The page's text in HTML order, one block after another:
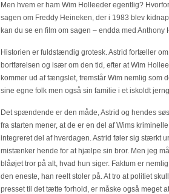
Men hvem er ham Wim Holleeder egentlig?
sagen om Freddy Heineken, der i 1983 blev
kan du se en film om sagen – endda med Anthony
Historien er fuldstændig grotesk. Astrid fortæller
bortførelsen og især om den tid, efter at Wim
kommer ud af fængslet, fremstår Wim nemlig som
sine egne folk men også sin familie i et iskoldt
Det spændende er den måde, Astrid og hendes
fra starten mener, at de er en del af Wims
integreret del af hverdagen. Astrid føler sig stærkt
mistænker hende for at hjælpe sin bror. Men jeg
blåøjet tror på alt, hvad hun siger. Faktum er
den eneste, han reelt stoler på. At tro at politiet
presset til det tætte forhold, er måske også meget